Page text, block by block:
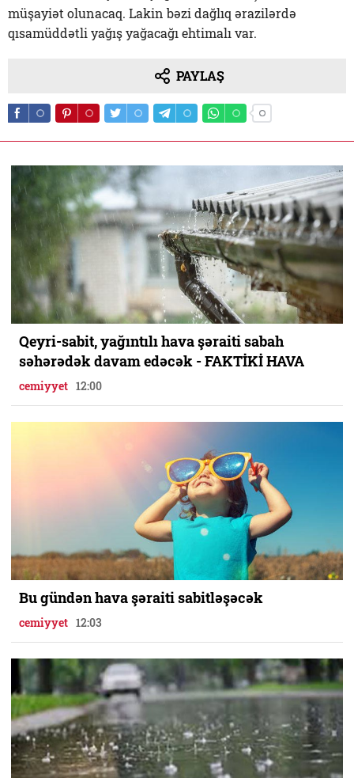
müşayiət olunacaq. Lakin bəzi dağlıq ərazilərdə
qısamüddətli yağış yağacağı ehtimalı var.
PAYLAŞ
Qeyri-sabit, yağıntılı hava şəraiti sabah
səhərədək davam edəcək - FAKTİKİ HAVA
cemiyyet 12:00
Bu gündən hava şəraiti sabitləşəcək
cemiyyet 12:03